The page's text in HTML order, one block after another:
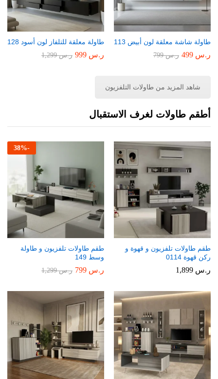
طاولة شاشة معلقة لون أبيض 113
ر.س ر.س799
طاولة معلقة للتلفاز لون أسود 128
ر.س ر.س1,299
شاهد المزيد من طاولات التلفزيون
أطقم طاولات لغرف الاستقبال
طقم طاولات تلفزيون و قهوة و
ركن قهوة 0114
ر.س
-
38%
طقم طاولات تلفزيون و طاولة
وسط 149
ر.س ر.س1,299